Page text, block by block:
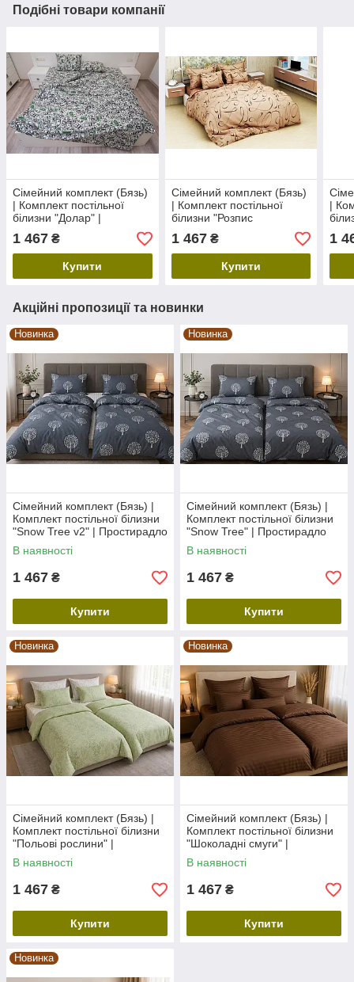
Подібні товари компанії
Сімейний комплект (Бязь)
| Комплект постільної
білизни "Долар" |
Простирадло 240х220 см
1 467 ₴
Купити
Сімейний комплект (Бязь)
| Комплект постільної
білизни "Розпис
(шоколад)" | Простирадло
240х220 см
1 467₴
Купити
|
1
Акційні пропозиції та новинки
Новинка
Сімейний комплект (Бязь) |
Комплект постільної білизни
"Snow Tree v2" | Простирадло
240х220 см
В наявності
1 467 ₴
Купити
Новинка
Сімейний комплект (Бязь) |
Комплект постільної білизни
"Snow Tree" | Простирадло
240х220 см
В наявності
1 467 ₴
Купити
Новинка
Сімейний комплект (Бязь) |
Комплект постільної білизни
"Польові рослини" |
Простирадло 240х220 см
В наявності
1 467 ₴
Купити
Новинка
Сімейний комплект (Бязь) |
Комплект постільної білизни
"Шоколадні смуги" |
Простирадло 240х220 см
В наявності
1 467 ₴
Купити
Новинка